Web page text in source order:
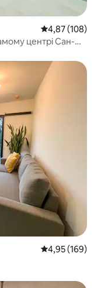
Середня
4,87 (108)
центрі Сан-
Середня
4,95 (169)